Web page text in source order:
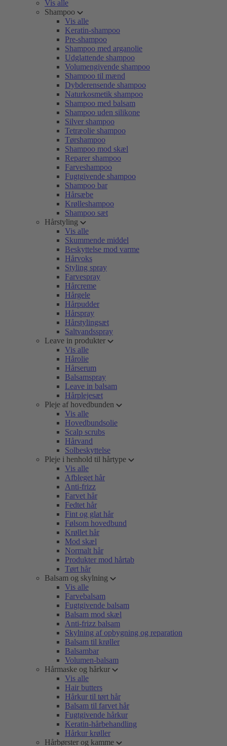
Vis alle
Shampoo
Vis alle
Keratin-shampoo
Pre-shampoo
Shampoo med arganolie
Udglattende shampoo
Volumengivende shampoo
Shampoo til mænd
Dybderensende shampoo
Naturkosmetik shampoo
Shampoo med balsam
Shampoo uden silikone
Silver shampoo
Tetræolie shampoo
Tørshampoo
Shampoo mod skæl
Reparer shampoo
Farveshampoo
Fugtgivende shampoo
Shampoo bar
Hårsæbe
Krølleshampoo
Shampoo sæt
Hårstyling
Vis alle
Skummende middel
Beskyttelse mod varme
Hårvoks
Styling spray
Farvespray
Hårcreme
Hårgele
Hårpudder
Hårspray
Hårstylingsæt
Saltvandsspray
Leave in produkter
Vis alle
Hårolie
Hårserum
Balsamspray
Leave in balsam
Hårplejesæt
Pleje af hovedbunden
Vis alle
Hovedbundsolie
Scalp scrubs
Hårvand
Solbeskyttelse
Pleje i henhold til hårtype
Vis alle
Afbleget hår
Anti-frizz
Farvet hår
Fedtet hår
Fint og glat hår
Følsom hovedbund
Krøllet hår
Mod skæl
Normalt hår
Produkter mod hårtab
Tørt hår
Balsam og skylning
Vis alle
Farvebalsam
Fugtgivende balsam
Balsam mod skæl
Anti-frizz balsam
Skylning af opbygning og reparation
Balsam til krøller
Balsambar
Volumen-balsam
Hårmaske og hårkur
Vis alle
Hair butters
Hårkur til tørt hår
Balsam til farvet hår
Fugtgivende hårkur
Keratin-hårbehandling
Hårkur krøller
Hårbørster og kamme